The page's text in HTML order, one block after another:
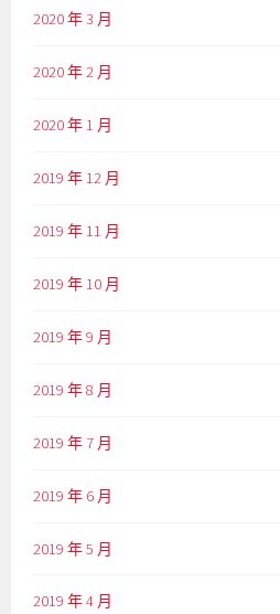
2020 年 3 月
2020 年 2 月
2020 年 1 月
2019 年 12 月
2019 年 11 月
2019 年 10 月
2019 年 9 月
2019 年 8 月
2019 年 7 月
2019 年 6 月
2019 年 5 月
2019 年 4 月